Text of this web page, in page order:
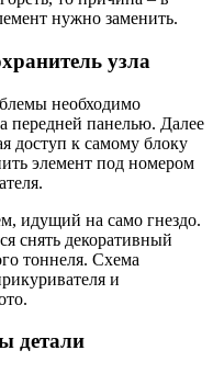
нужно заменить.
узла
необходимо
передней панелью. Далее
доступ к самому блоку
элемент под номером
идущий на само гнездо.
снять декоративный
тоннеля. Схема
и
детали